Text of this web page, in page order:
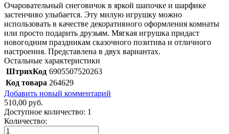
Очаровательный снеговичок в яркой шапочке и шарфике
застенчиво улыбается. Эту милую игрушку можно
использовать в качестве декоративного оформления комнаты
или просто подарить друзьям. Мягкая игрушка придаст
новогодним праздникам сказочного позитива и отличного
настроения. Представлена в двух вариантах.
Остальные характеристики
ШтрихКод 6905507520263
Код товара 264629
Добавить новый комментарий
510,00 руб.
Доступное количество: 1
Количество: